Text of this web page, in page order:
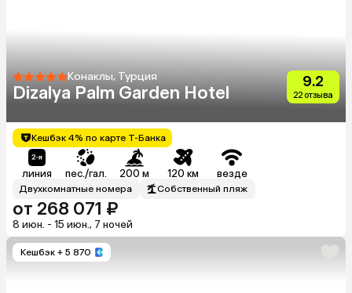
Конаклы, Турция
Dizalya Palm Garden Hotel
9.2
22 отзыва
Кешбэк 4% по карте Т-Банка
линия пес./гал. 200 м 120 км везде
Двухкомнатные номера Собственный пляж
от 268 071 ₽
8 июн. - 15 июн., 7 ночей
Кешбэк + 5 870